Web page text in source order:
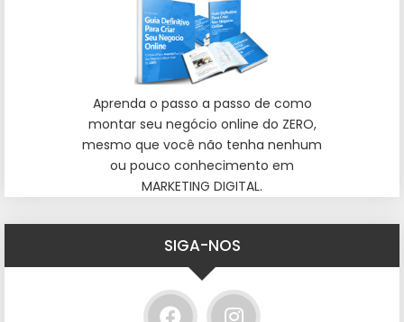
Aprenda o passo a passo de como
montar seu negócio online do ZERO,
mesmo que você não tenha nenhum
ou pouco conhecimento em
MARKETING DIGITAL.
SIGA-NOS